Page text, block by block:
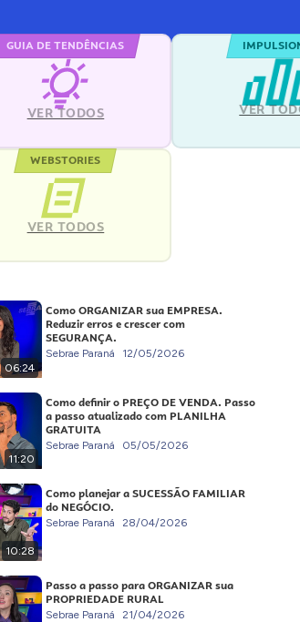
GUIA DE TENDÊNCIAS
VER TODOS VER
WEBSTORIES
VER TODOS
06:24
Como ORGANIZAR sua EMPRESA.
Reduzir erros e crescer com
SEGURANÇA.
Sebrae Paraná 12/05/2026
11:20
Como definir o PREÇO DE VENDA. Passo
a passo atualizado com PLANILHA
GRATUITA
Sebrae Paraná 05/05/2026
10:28
Como planejar a SUCESSÃO FAMILIAR
do NEGÓCIO.
Sebrae Paraná 28/04/2026
Passo a passo para ORGANIZAR sua
PROPRIEDADE RURAL
Sebrae Paraná 21/04/2026